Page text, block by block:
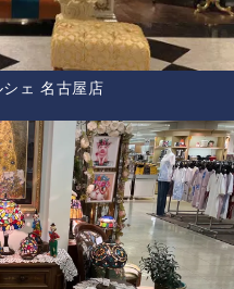
シェ 名古屋店